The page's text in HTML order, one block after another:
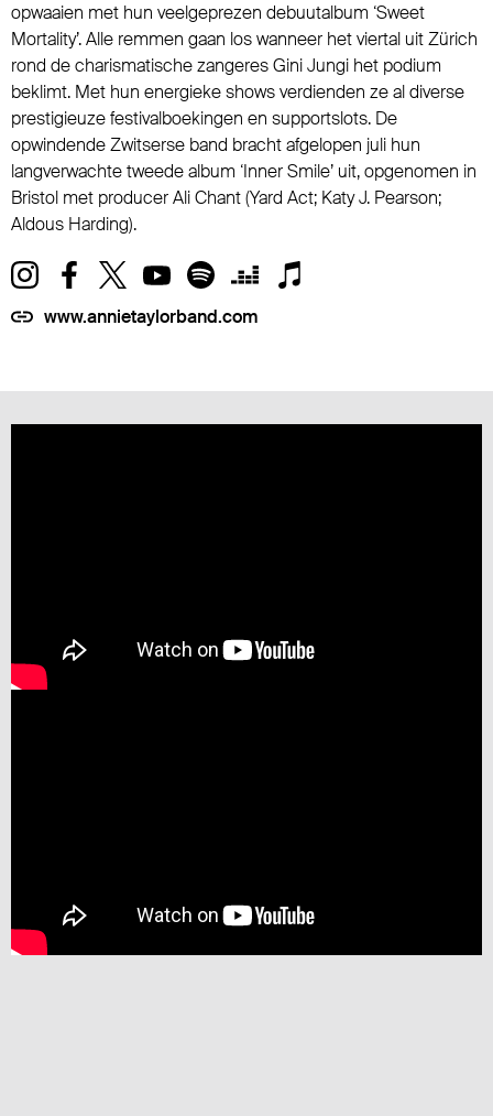
opwaaien met hun veelgeprezen debuutalbum ‘Sweet
Mortality’. Alle remmen gaan los wanneer het viertal uit Zürich
rond de charismatische zangeres Gini Jungi het podium
beklimt. Met hun energieke shows verdienden ze al diverse
prestigieuze festivalboekingen en supportslots. De
opwindende Zwitserse band bracht afgelopen juli hun
langverwachte tweede album ‘Inner Smile’ uit, opgenomen in
Bristol met producer Ali Chant (Yard Act; Katy J. Pearson;
Aldous Harding).
www.annietaylorband.com